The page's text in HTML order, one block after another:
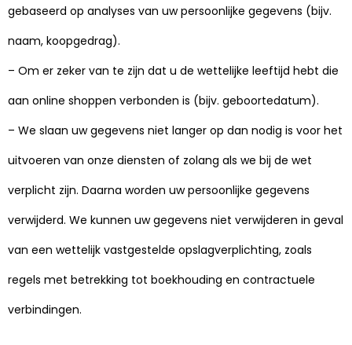
gebaseerd op analyses van uw persoonlijke gegevens (bijv.
naam, koopgedrag).
– Om er zeker van te zijn dat u de wettelijke leeftijd hebt die
aan online shoppen verbonden is (bijv. geboortedatum).
– We slaan uw gegevens niet langer op dan nodig is voor het
uitvoeren van onze diensten of zolang als we bij de wet
verplicht zijn. Daarna worden uw persoonlijke gegevens
verwijderd. We kunnen uw gegevens niet verwijderen in geval
van een wettelijk vastgestelde opslagverplichting, zoals
regels met betrekking tot boekhouding en contractuele
verbindingen.